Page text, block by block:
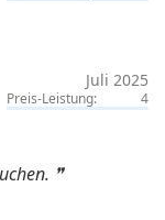
Juli 2025
Preis-Leistung:
4